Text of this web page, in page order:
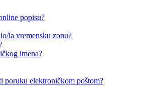
popisu?
la vremensku zonu?
imena?
poruku elektroničkom poštom?